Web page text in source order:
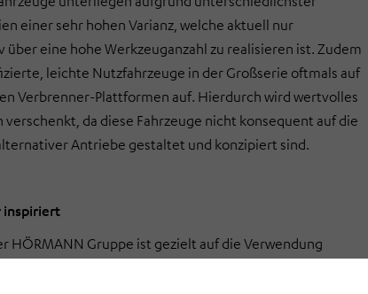
einer sehr hohen Varianz, welche aktuell nur
über eine hohe Werkzeuganzahl zu realisieren ist. Zudem
leichte Nutzfahrzeuge in der Großserie oftmals auf
Verbrenner-Plattformen auf. Hierdurch wird wertvolles
verschenkt, da diese Fahrzeuge nicht konsequent auf die
Antriebe gestaltet und konzipiert sind.
inspiriert
HÖRMANN Gruppe ist gezielt auf die Verwendung